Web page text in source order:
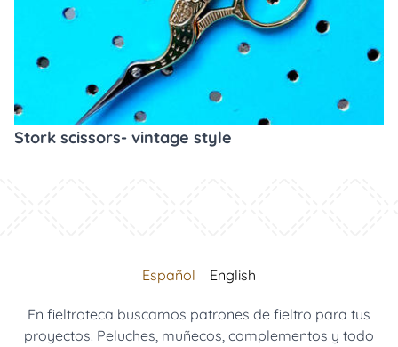
Stork scissors- vintage style
Español English
En fieltroteca buscamos patrones de fieltro para tus
proyectos. Peluches, muñecos, complementos y todo